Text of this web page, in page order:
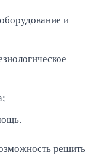
и
решить